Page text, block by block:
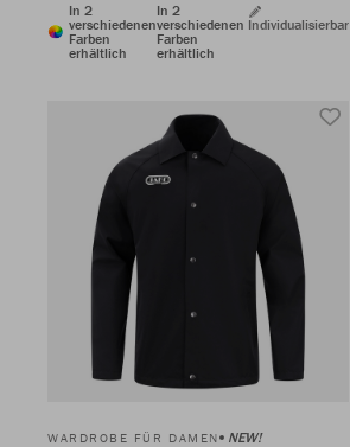
In 2
verschiedenen
Farben
erhältlich
In 2
verschiedenen
Farben
erhältlich
Individualisierbar
WARDROBE FÜR DAMEN NEW!